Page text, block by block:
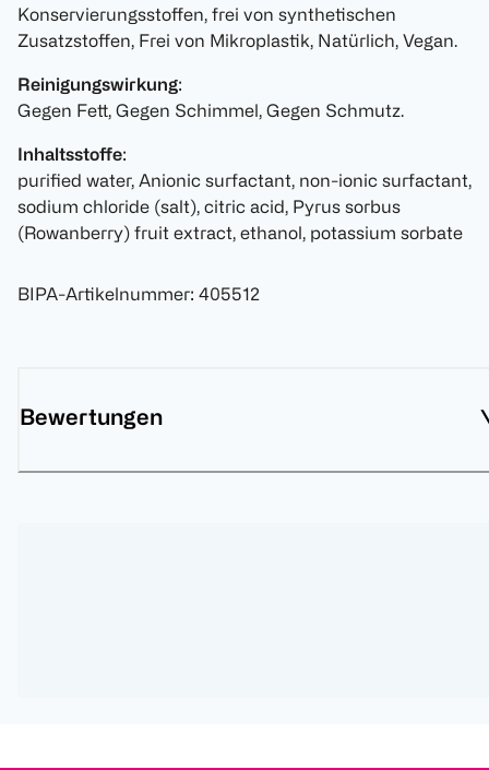
Konservierungsstoffen, frei von synthetischen
Zusatzstoffen, Frei von Mikroplastik, Natürlich, Vegan.
Reinigungswirkung:
Gegen Fett, Gegen Schimmel, Gegen Schmutz.
Inhaltsstoffe:
purified water, Anionic surfactant, non-ionic surfactant,
sodium chloride (salt), citric acid, Pyrus sorbus
(Rowanberry) fruit extract, ethanol, potassium sorbate
BIPA-Artikelnummer: 405512
Bewertungen